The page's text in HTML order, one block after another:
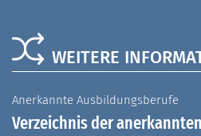
WEITERE
Anerkannte Ausbildungsberufe
Verzeichnis der